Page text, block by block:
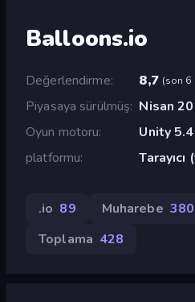
Balloons.io
Değerlendirme 8,7 (son 6
Piyasaya sürülmüş Nisan
Oyun motoru
Unity 5.4
platformu
.io 89 Muharebe 380
Toplama 428